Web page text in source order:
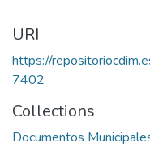
URI
https://
7402
Collections
Documentos